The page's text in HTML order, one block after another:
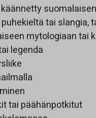
tai slangia,
mytologiaan tai
legenda
tai päähänpotkitut